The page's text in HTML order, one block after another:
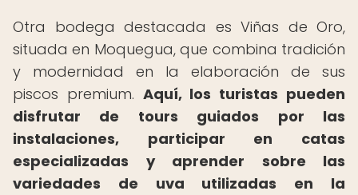
Otra bodega destacada es Viñas de Oro,
situada en Moquegua, que combina tradición
y modernidad en la elaboración de sus
piscos premium. Aquí, los turistas pueden
disfrutar de tours guiados por las
instalaciones, participar en catas
especializadas y aprender sobre las
variedades de uva utilizadas en la